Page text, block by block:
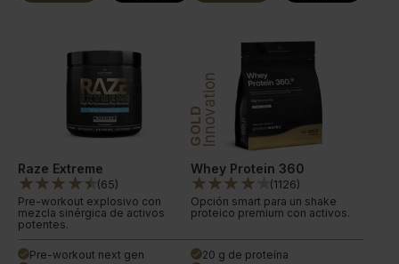
Raze Extreme
(65)
Pre-workout explosivo con
mezcla sinérgica de activos
potentes.
done Pre-workout next gen
GOLDInnovation
Whey Protein 360
(1126)
Opción smart para un shake
proteico premium con activos.
done 20 g de proteína